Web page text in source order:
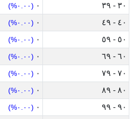
٣٠ - ٣٩ ٠ (٠.٠٠%)
٤٠ - ٤٩ ٠ (٠.٠٠%)
٥٠ - ٥٩ ٠ (٠.٠٠%)
٦٠ - ٦٩ ٠ (٠.٠٠%)
٧٠ - ٧٩ ٠ (٠.٠٠%)
٨٠ - ٨٩ ٠ (٠.٠٠%)
٩٠ - ٩٩ ٠ (٠.٠٠%)